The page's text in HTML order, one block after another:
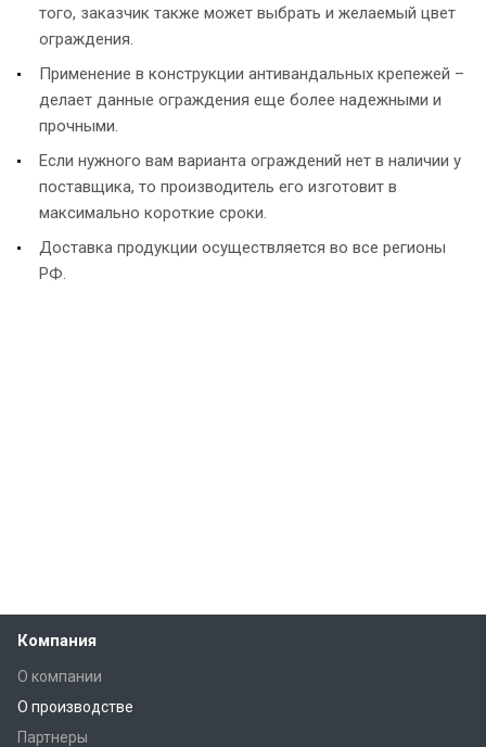
того, заказчик также может выбрать и желаемый цвет
ограждения.
Применение в конструкции антивандальных крепежей –
делает данные ограждения еще более надежными и
прочными.
Если нужного вам варианта ограждений нет в наличии у
поставщика, то производитель его изготовит в
максимально короткие сроки.
Доставка продукции осуществляется во все регионы
РФ.
Компания
О компании
О производстве
Партнеры